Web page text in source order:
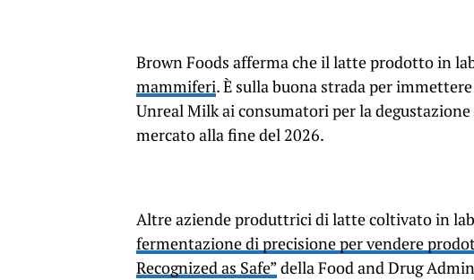
Brown Foods afferma che il latte prodotto in
mammiferi. È sulla buona strada per
Unreal Milk ai consumatori per la
mercato alla fine del 2026.
Altre aziende produttrici di latte coltivato in
fermentazione di precisione per vendere
Recognized as Safe”della Food and Drug